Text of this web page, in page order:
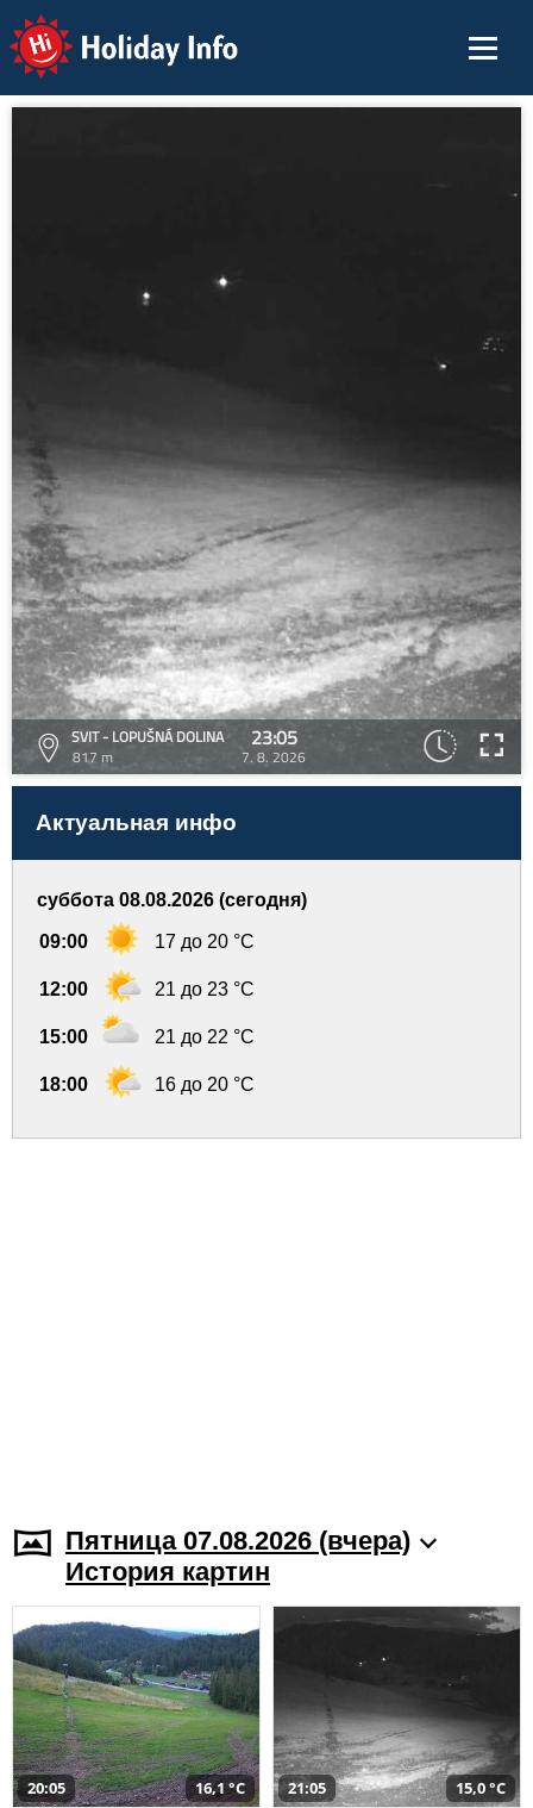
Holiday Info
SVIT - LOPUŠNÁ DOLINA
817 m
23:05
7. 8. 2026
Актуальная инфо
суббота 08.08.2026 (сегодня)
09:00 17 до 20 °C
12:00 21 до 23 °C
15:00 21 до 22 °C
18:00 16 до 20 °C
Пятница 07.08.2026 (вчера)
История картин
20:05 16,1 °C 21:05 15,0 °C